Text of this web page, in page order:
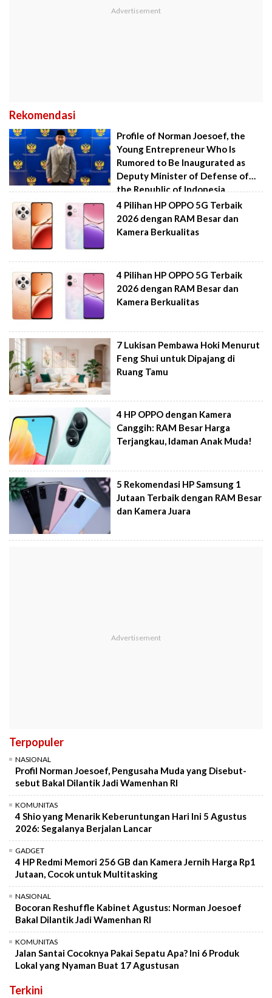
Rekomendasi
Profile of Norman Joesoef, the
Young Entrepreneur Who Is
Rumored to Be Inaugurated as
Deputy Minister of Defense of
the Republic of Indonesia
4 Pilihan HP OPPO 5G Terbaik
2026 dengan RAM Besar dan
Kamera Berkualitas
4 Pilihan HP OPPO 5G Terbaik
2026 dengan RAM Besar dan
Kamera Berkualitas
7 Lukisan Pembawa Hoki Menurut
Feng Shui untuk Dipajang di
Ruang Tamu
4 HP OPPO dengan Kamera
Canggih: RAM Besar Harga
Terjangkau, Idaman Anak Muda!
5 Rekomendasi HP Samsung 1
Jutaan Terbaik dengan RAM Besar
dan Kamera Juara
Terpopuler
NASIONAL
Profil Norman Joesoef, Pengusaha Muda yang Disebut-
sebut Bakal Dilantik Jadi Wamenhan RI
KOMUNITAS
4 Shio yang Menarik Keberuntungan Hari Ini 5 Agustus
2026: Segalanya Berjalan Lancar
GADGET
4 HP Redmi Memori 256 GB dan Kamera Jernih Harga Rp1
Jutaan, Cocok untuk Multitasking
NASIONAL
Bocoran Reshuffle Kabinet Agustus: Norman Joesoef
Bakal Dilantik Jadi Wamenhan RI
KOMUNITAS
Jalan Santai Cocoknya Pakai Sepatu Apa? Ini 6 Produk
Lokal yang Nyaman Buat 17 Agustusan
Terkini